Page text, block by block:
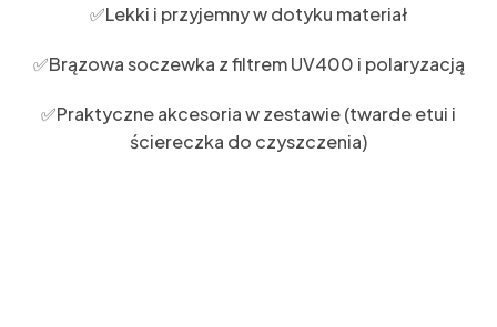
✅Lekki i przyjemny w dotyku materiał
✅Brązowa soczewka z filtrem UV400 i polaryzacją
✅Praktyczne akcesoria w zestawie (twarde etui i
ściereczka do czyszczenia)